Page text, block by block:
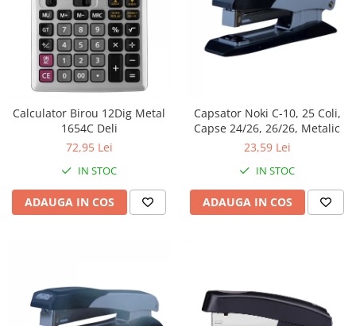
Calculator Birou 12Dig Metal
1654C Deli
72,95 Lei
IN STOC
ADAUGA IN COS
Capsator Noki C-10, 25 Coli,
Capse 24/26, 26/26, Metalic
23,59 Lei
IN STOC
ADAUGA IN COS